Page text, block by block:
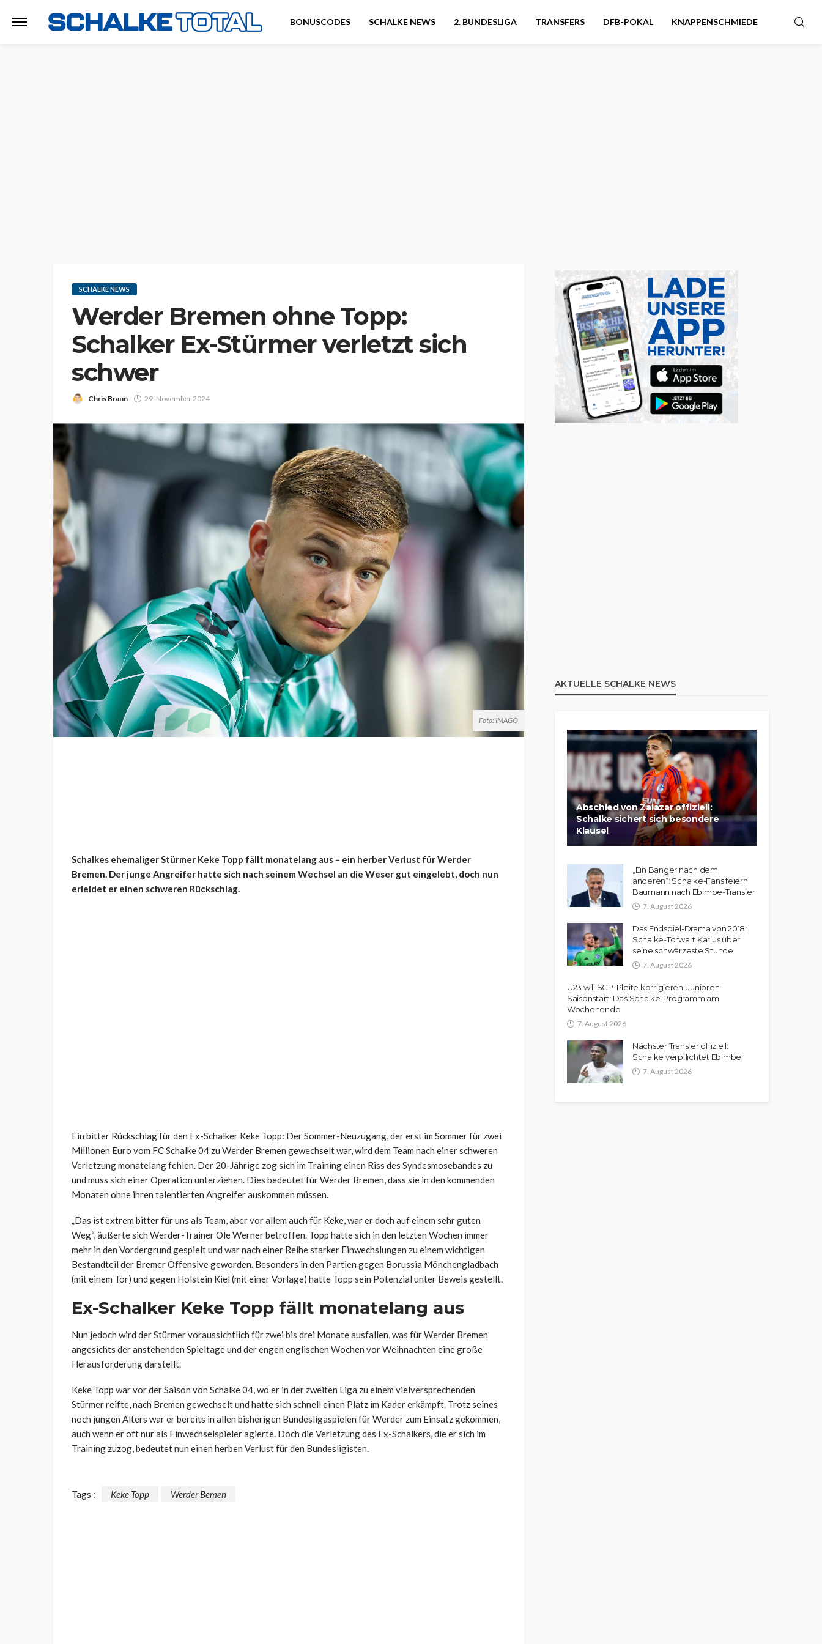
BONUSCODES SCHALKE NEWS 2. BUNDESLIGA TRANSFERS DFB-POKAL KNAPPENSCHMIEDE
SCHALKE NEWS
Werder Bremen ohne Topp:
Schalker Ex-Stürmer verletzt sich
schwer
Chris Braun 29. November 2024
Foto: IMAGO
Schalkes ehemaliger Stürmer Keke Topp fällt monatelang aus – ein herber Verlust für Werder
Bremen. Der junge Angreifer hatte sich nach seinem Wechsel an die Weser gut eingelebt, doch nun
erleidet er einen schweren Rückschlag.
Ein bitter Rückschlagfür den Ex-Schalker Keke Topp: Der Sommer-Neuzugang, der erst im Sommer für zwei
Millionen Euro vom FC Schalke 04 zu Werder Bremen gewechselt war, wird dem Team nach einer schweren
Verletzung monatelang fehlen. Der 20-Jährige zog sich im Training einen Riss des Syndesmosebandes zu
und muss sich einer Operation unterziehen. Dies bedeutet für Werder Bremen, dass sie in den kommenden
Monaten ohne ihren talentierten Angreifer auskommen müssen.
„Das ist extrem bitter für uns als Team, aber vor allem auch für Keke, war er doch auf einem sehr guten
Weg“, äußerte sich Werder-Trainer Ole Werner betroffen. Topp hatte sich in den letzten Wochen immer
mehr in den Vordergrund gespielt und war nach einer Reihe starker Einwechslungen zu einem wichtigen
Bestandteil der Bremer Offensive geworden. Besonders in den Partien gegen Borussia Mönchengladbach
(mit einem Tor) und gegen Holstein Kiel (mit einer Vorlage) hatte Topp sein Potenzial unter Beweis gestellt.
Ex-Schalker Keke Topp fällt monatelang aus
Nun jedoch wird der Stürmer voraussichtlich für zwei bis drei Monate ausfallen, was für Werder Bremen
angesichts der anstehenden Spieltage und der engen englischen Wochen vor Weihnachten eine große
Herausforderung darstellt.
Keke Topp war vor der Saison von Schalke 04, wo er in der zweiten Liga zu einem vielversprechenden
Stürmer reifte, nach Bremen gewechselt und hatte sich schnell einen Platz im Kader erkämpft. Trotz seines
noch jungen Alters war er bereits in allen bisherigen Bundesligaspielen für Werder zum Einsatz gekommen,
auch wenn er oft nur als Einwechselspieler agierte. Doch die Verletzung des Ex-Schalkers, die er sich im
Training zuzog, bedeutetnun einen herben Verlust für den Bundesligisten.
Tags : Keke Topp Werder Bemen
AKTUELLE SCHALKE NEWS
Abschied von Zalazar offiziell:
Schalke sichert sich besondere
Klausel
„Ein Banger nach dem
anderen“: Schalke-Fans feiern
Baumann nach Ebimbe-Transfer
7. August 2026
Das Endspiel-Drama von 2018:
Schalke-Torwart Karius über
seine schwärzeste Stunde
7. August 2026
U23 will SCP-Pleite korrigieren, Junioren-
Saisonstart: Das Schalke-Programm am
Wochenende
7. August 2026
Nächster Transfer offiziell:
Schalke verpflichtet Ebimbe
7. August 2026